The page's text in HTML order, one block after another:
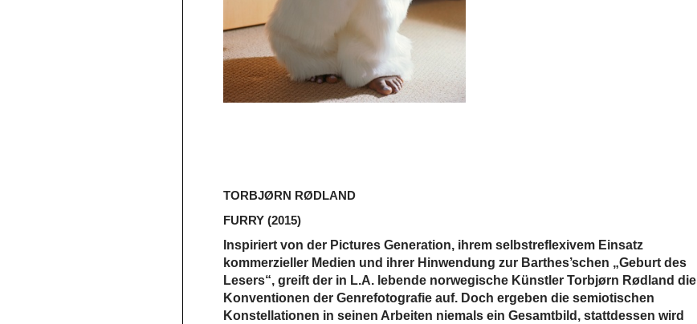
TORBJØRN RØDLAND
FURRY (2015)
Inspiriert von der Pictures Generation, ihrem selbstreflexivem Einsatz
kommerzieller Medien und ihrer Hinwendung zur Barthes’schen „Geburt des
Lesers“, greift der in L.A. lebende norwegische Künstler Torbjørn Rødland die
Konventionen der Genrefotografie auf. Doch ergeben die semiotischen
Konstellationen in seinen Arbeiten niemals ein Gesamtbild, stattdessen wird